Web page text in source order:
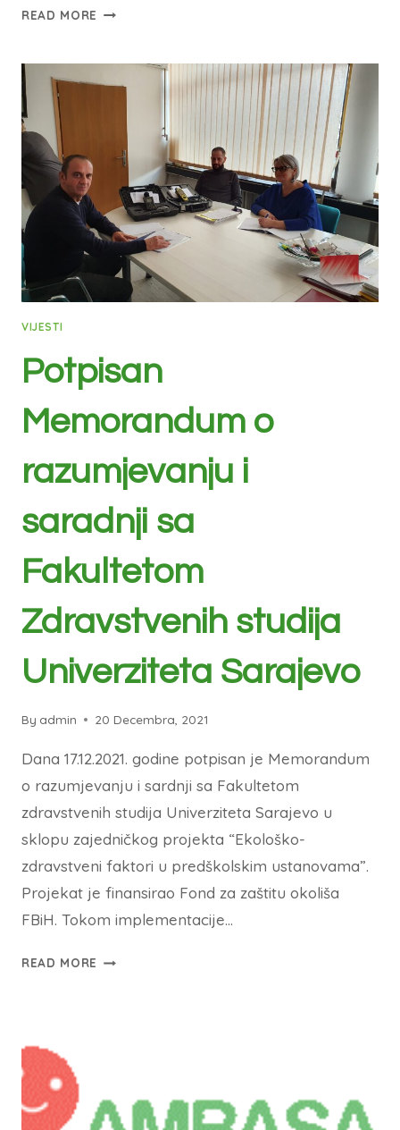
READ MORE
VIJESTI
Potpisan
Memorandum o
razumjevanju i
saradnji sa
Fakultetom
Zdravstvenih studija
Univerziteta Sarajevo
By admin 20 Decembra, 2021
Dana 17.12.2021. godine potpisan je Memorandum
o razumjevanju i sardnji sa Fakultetom
zdravstvenih studija Univerziteta Sarajevo u
sklopu zajedničkog projekta “Ekološko-
zdravstveni faktori u predškolskim ustanovama”.
Projekat je finansirao Fond za zaštitu okoliša
FBiH. Tokom implementacije…
READ MORE